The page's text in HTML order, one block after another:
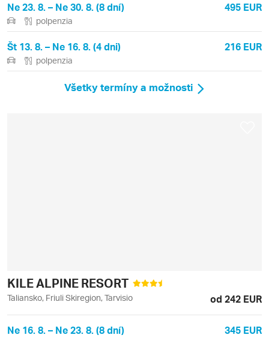
Ne 23. 8. – Ne 30. 8. (8 dní) 495 EUR
polpenzia
Št 13. 8. – Ne 16. 8. (4 dni) 216 EUR
polpenzia
Všetky termíny a možnosti
KILE ALPINE RESORT
Taliansko, Friuli Skiregion, Tarvisio od 242 EUR
Ne 16. 8. – Ne 23. 8. (8 dní) 345 EUR